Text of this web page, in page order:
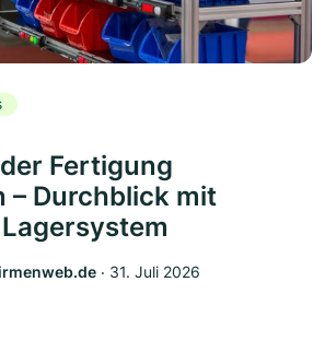
Fertigung
– Durchblick mit
‧ 31. Juli 2026